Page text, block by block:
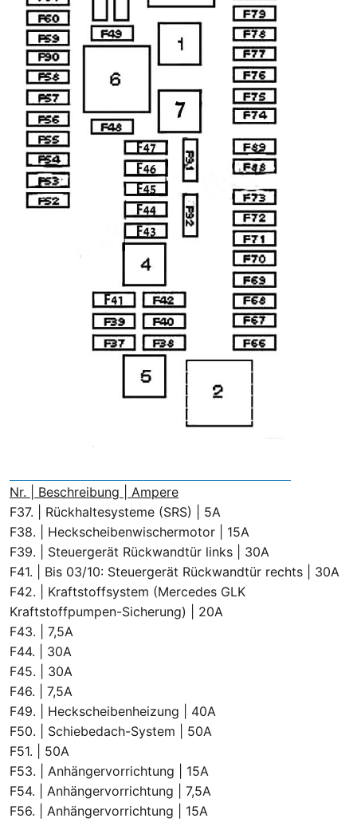
Nr. | Beschreibung | Ampere
F37. | Rückhaltesysteme (SRS) | 5A
F38. | Heckscheibenwischermotor | 15A
F39. | Steuergerät Rückwandtür links | 30A
F41. | Bis 03/10: Steuergerät Rückwandtür rechts | 30A
F42. | Kraftstoffsystem (Mercedes GLK
Kraftstoffpumpen-Sicherung) | 20A
F43. | 7,5A
F44. | 30A
F45. | 30A
F46. | 7,5A
F49. | Heckscheibenheizung | 40A
F50. | Schiebedach-System | 50A
F51. | 50A
F53. | Anhängervorrichtung | 15A
F54. | Anhängervorrichtung | 7,5A
F56. | Anhängervorrichtung | 15A